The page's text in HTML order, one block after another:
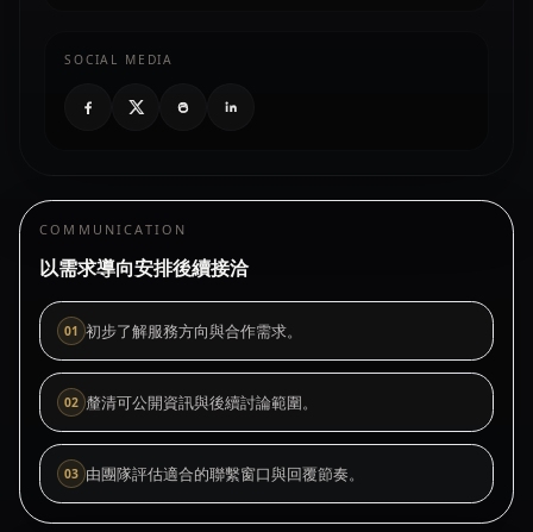
SOCIAL MEDIA
COMMUNICATION
以需求導向安排後續接洽
01 初步了解服務方向與合作需求。
02 釐清可公開資訊與後續討論範圍。
03 由團隊評估適合的聯繫窗口與回覆節奏。